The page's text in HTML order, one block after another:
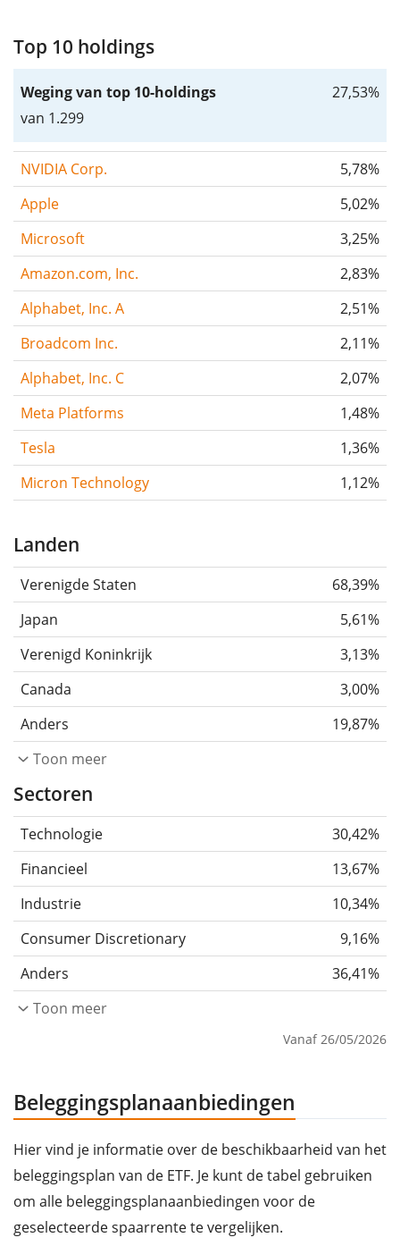
Top 10 holdings
Weging van top 10-holdings
van 1.299
27,53%
NVIDIA Corp.
5,78%
Apple
5,02%
Microsoft
3,25%
Amazon.com, Inc.
2,83%
Alphabet, Inc. A
2,51%
Broadcom Inc.
2,11%
Alphabet, Inc. C
2,07%
Meta Platforms
1,48%
Tesla
1,36%
Micron Technology
1,12%
Landen
Verenigde Staten
68,39%
Japan
5,61%
Verenigd Koninkrijk
3,13%
Canada
3,00%
Anders
19,87%
Toon meer
Sectoren
Technologie
30,42%
Financieel
13,67%
Industrie
10,34%
Consumer Discretionary
9,16%
Anders
36,41%
Toon meer
Vanaf 26/05/2026
Beleggingsplanaanbiedingen
Hier vind je informatie over de beschikbaarheid van het
beleggingsplan van de ETF. Je kunt de tabel gebruiken
om alle beleggingsplanaanbiedingen voor de
geselecteerde spaarrente te vergelijken.